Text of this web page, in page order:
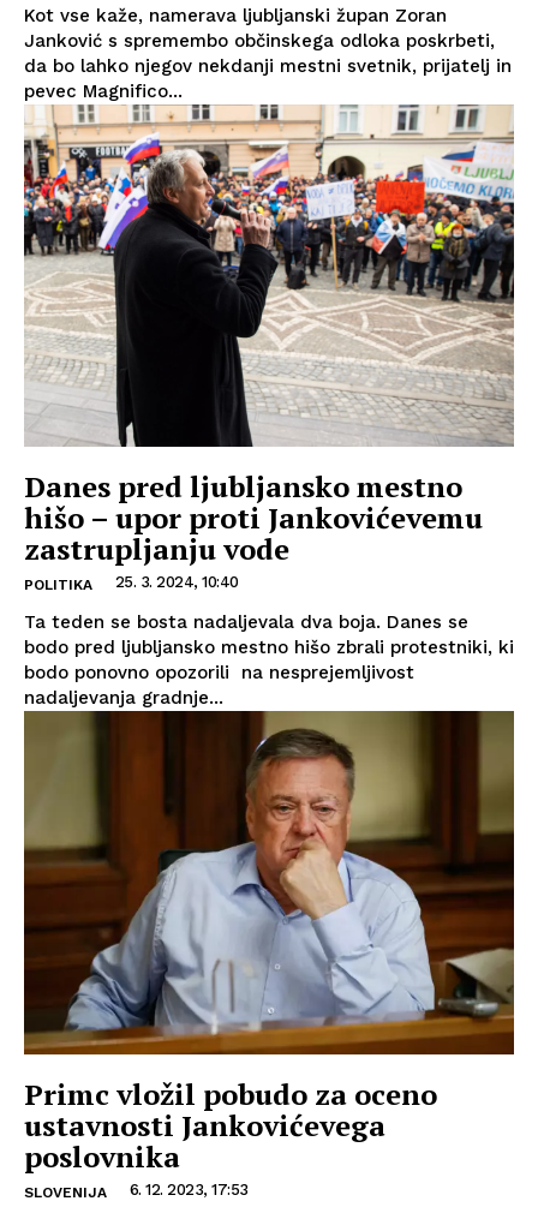
Kot vse kaže, namerava ljubljanski župan Zoran
Janković s spremembo občinskega odloka poskrbeti,
da bo lahko njegov nekdanji mestni svetnik, prijatelj in
pevec Magnifico...
Danes pred ljubljansko mestno
hišo – upor proti Jankovićevemu
zastrupljanju vode
POLITIKA 25. 3. 2024, 10:40
Ta teden se bosta nadaljevala dva boja. Danes se
bodo pred ljubljansko mestno hišo zbrali protestniki, ki
bodo ponovno opozorili na nesprejemljivost
nadaljevanja gradnje...
Primc vložil pobudo za oceno
ustavnosti Jankovićevega
poslovnika
SLOVENIJA 6. 12. 2023, 17:53